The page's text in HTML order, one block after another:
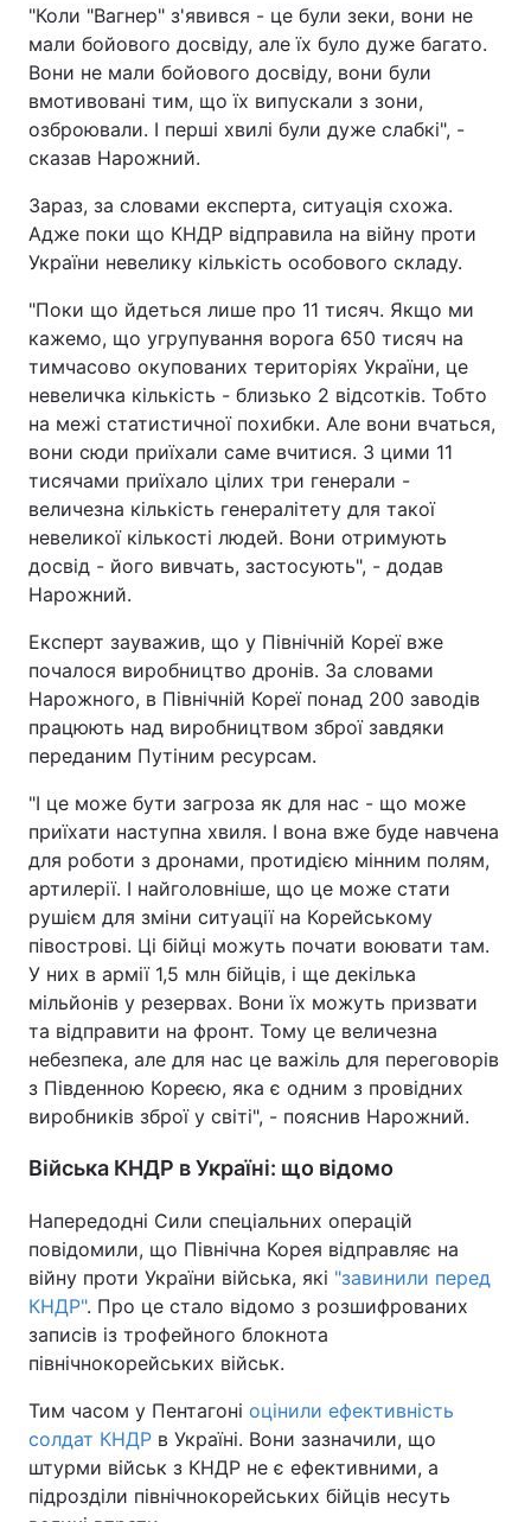
"Коли "Вагнер" з'явився - це були зеки, вони не
мали бойового досвіду, але їх було дуже багато.
Вони не мали бойового досвіду, вони були
вмотивовані тим, що їх випускали з зони,
озброювали. І перші хвилі були дуже слабкі", -
сказав Нарожний.
Зараз, за словами експерта, ситуація схожа.
Адже поки що КНДР відправила на війну проти
України невелику кількість особового складу.
"Поки що йдеться лише про 11 тисяч. Якщо ми
кажемо, що угрупування ворога 650 тисяч на
тимчасово окупованих територіях України, це
невеличка кількість - близько 2 відсотків. Тобто
на межі статистичної похибки. Але вони вчаться,
вони сюди приїхали саме вчитися. З цими 11
тисячами приїхало цілих три генерали -
величезна кількість генералітету для такої
невеликої кількості людей. Вони отримують
досвід - його вивчать, застосують", - додав
Нарожний.
Експерт зауважив, що у Північній Кореї вже
почалося виробництво дронів. За словами
Нарожного, в Північній Кореї понад 200 заводів
працюють над виробництвом зброї завдяки
переданим Путіним ресурсам.
"І це може бути загроза як для нас - що може
приїхати наступна хвиля. І вона вже буде навчена
для роботи з дронами, протидією мінним полям,
артилерії. І найголовніше, що це може стати
рушієм для зміни ситуації на Корейському
півострові. Ці бійці можуть почати воювати там.
У них в армії 1,5 млн бійців, і ще декілька
мільйонів у резервах. Вони їх можуть призвати
та відправити на фронт. Тому це величезна
небезпека, але для нас це важіль для переговорів
з Південною Кореєю, яка є одним з провідних
виробників зброї у світі", - пояснив Нарожний.
Війська КНДР в Україні: що відомо
Напередодні Сили спеціальних операцій
повідомили, що Північна Корея відправляє на
війну проти України війська, які "завинили перед
КНДР". Про це стало відомо з розшифрованих
записів із трофейного блокнота
північнокорейських військ.
Тим часом у Пентагоні оцінили ефективність
солдат КНДР в Україні. Вони зазначили, що
штурми військ з КНДР не є ефективними, а
підрозділи північнокорейських бійців несуть